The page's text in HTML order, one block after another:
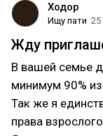
Ходор
Ищу пати 25
Жду
В вашей семье
минимум 90%
Так же я
права взрослого